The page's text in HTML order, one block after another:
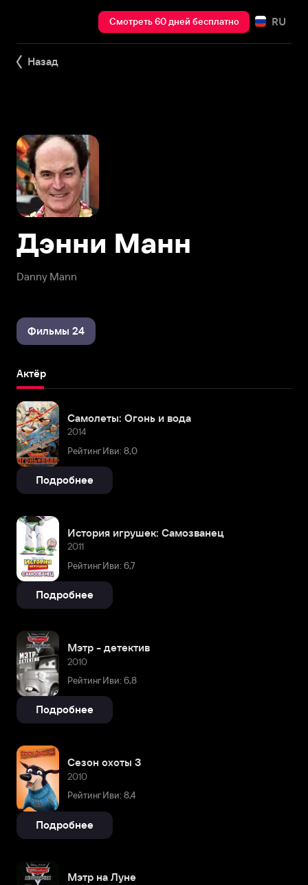
Смотреть 60 дней бесплатно RU
Назад
Danny Mann
Дэнни Манн
Фильмы 24
Актёр
Самолеты: Огонь и вода
2014
Рейтинг Иви: 8,0
Подробнее
История игрушек: Самозванец
2011
Рейтинг Иви: 6,7
Подробнее
Мэтр - детектив
2010
Рейтинг Иви: 6,8
Подробнее
Сезон охоты 3
2010
Рейтинг Иви: 8,4
Подробнее
Мэтр на Луне